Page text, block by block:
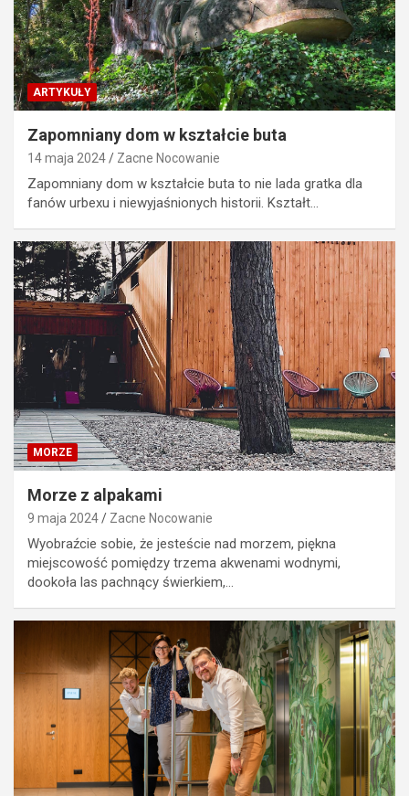
ARTYKUŁY
Zapomniany dom w kształcie buta
14 maja 2024 Zacne Nocowanie
Zapomniany dom w kształcie buta to nie lada gratka dla
fanów urbexu i niewyjaśnionych historii. Kształt…
MORZE
Morze z alpakami
9 maja 2024 Zacne Nocowanie
Wyobraźcie sobie, że jesteście nad morzem, piękna
miejscowość pomiędzy trzema akwenami wodnymi,
dookoła las pachnący świerkiem,…